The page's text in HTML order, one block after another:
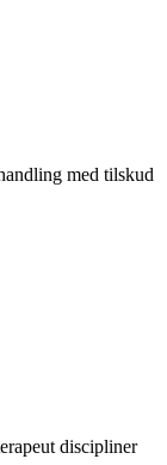
med tilskud
discipliner